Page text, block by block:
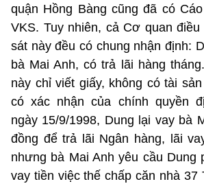
quận Hồng Bàng cũng đã có
VKS. Tuy nhiên, cả Cơ quan
sát này đều có chung nhận định:
bà Mai Anh, có trả lãi hàng
này chỉ viết giấy, không có tài
có xác nhận của chính quyền
ngày 15/9/1998, Dung lại vay bà
đồng để trả lãi Ngân hàng, lãi
nhưng bà Mai Anh yêu cầu Dung
vay tiền việc thế chấp căn nhà 37